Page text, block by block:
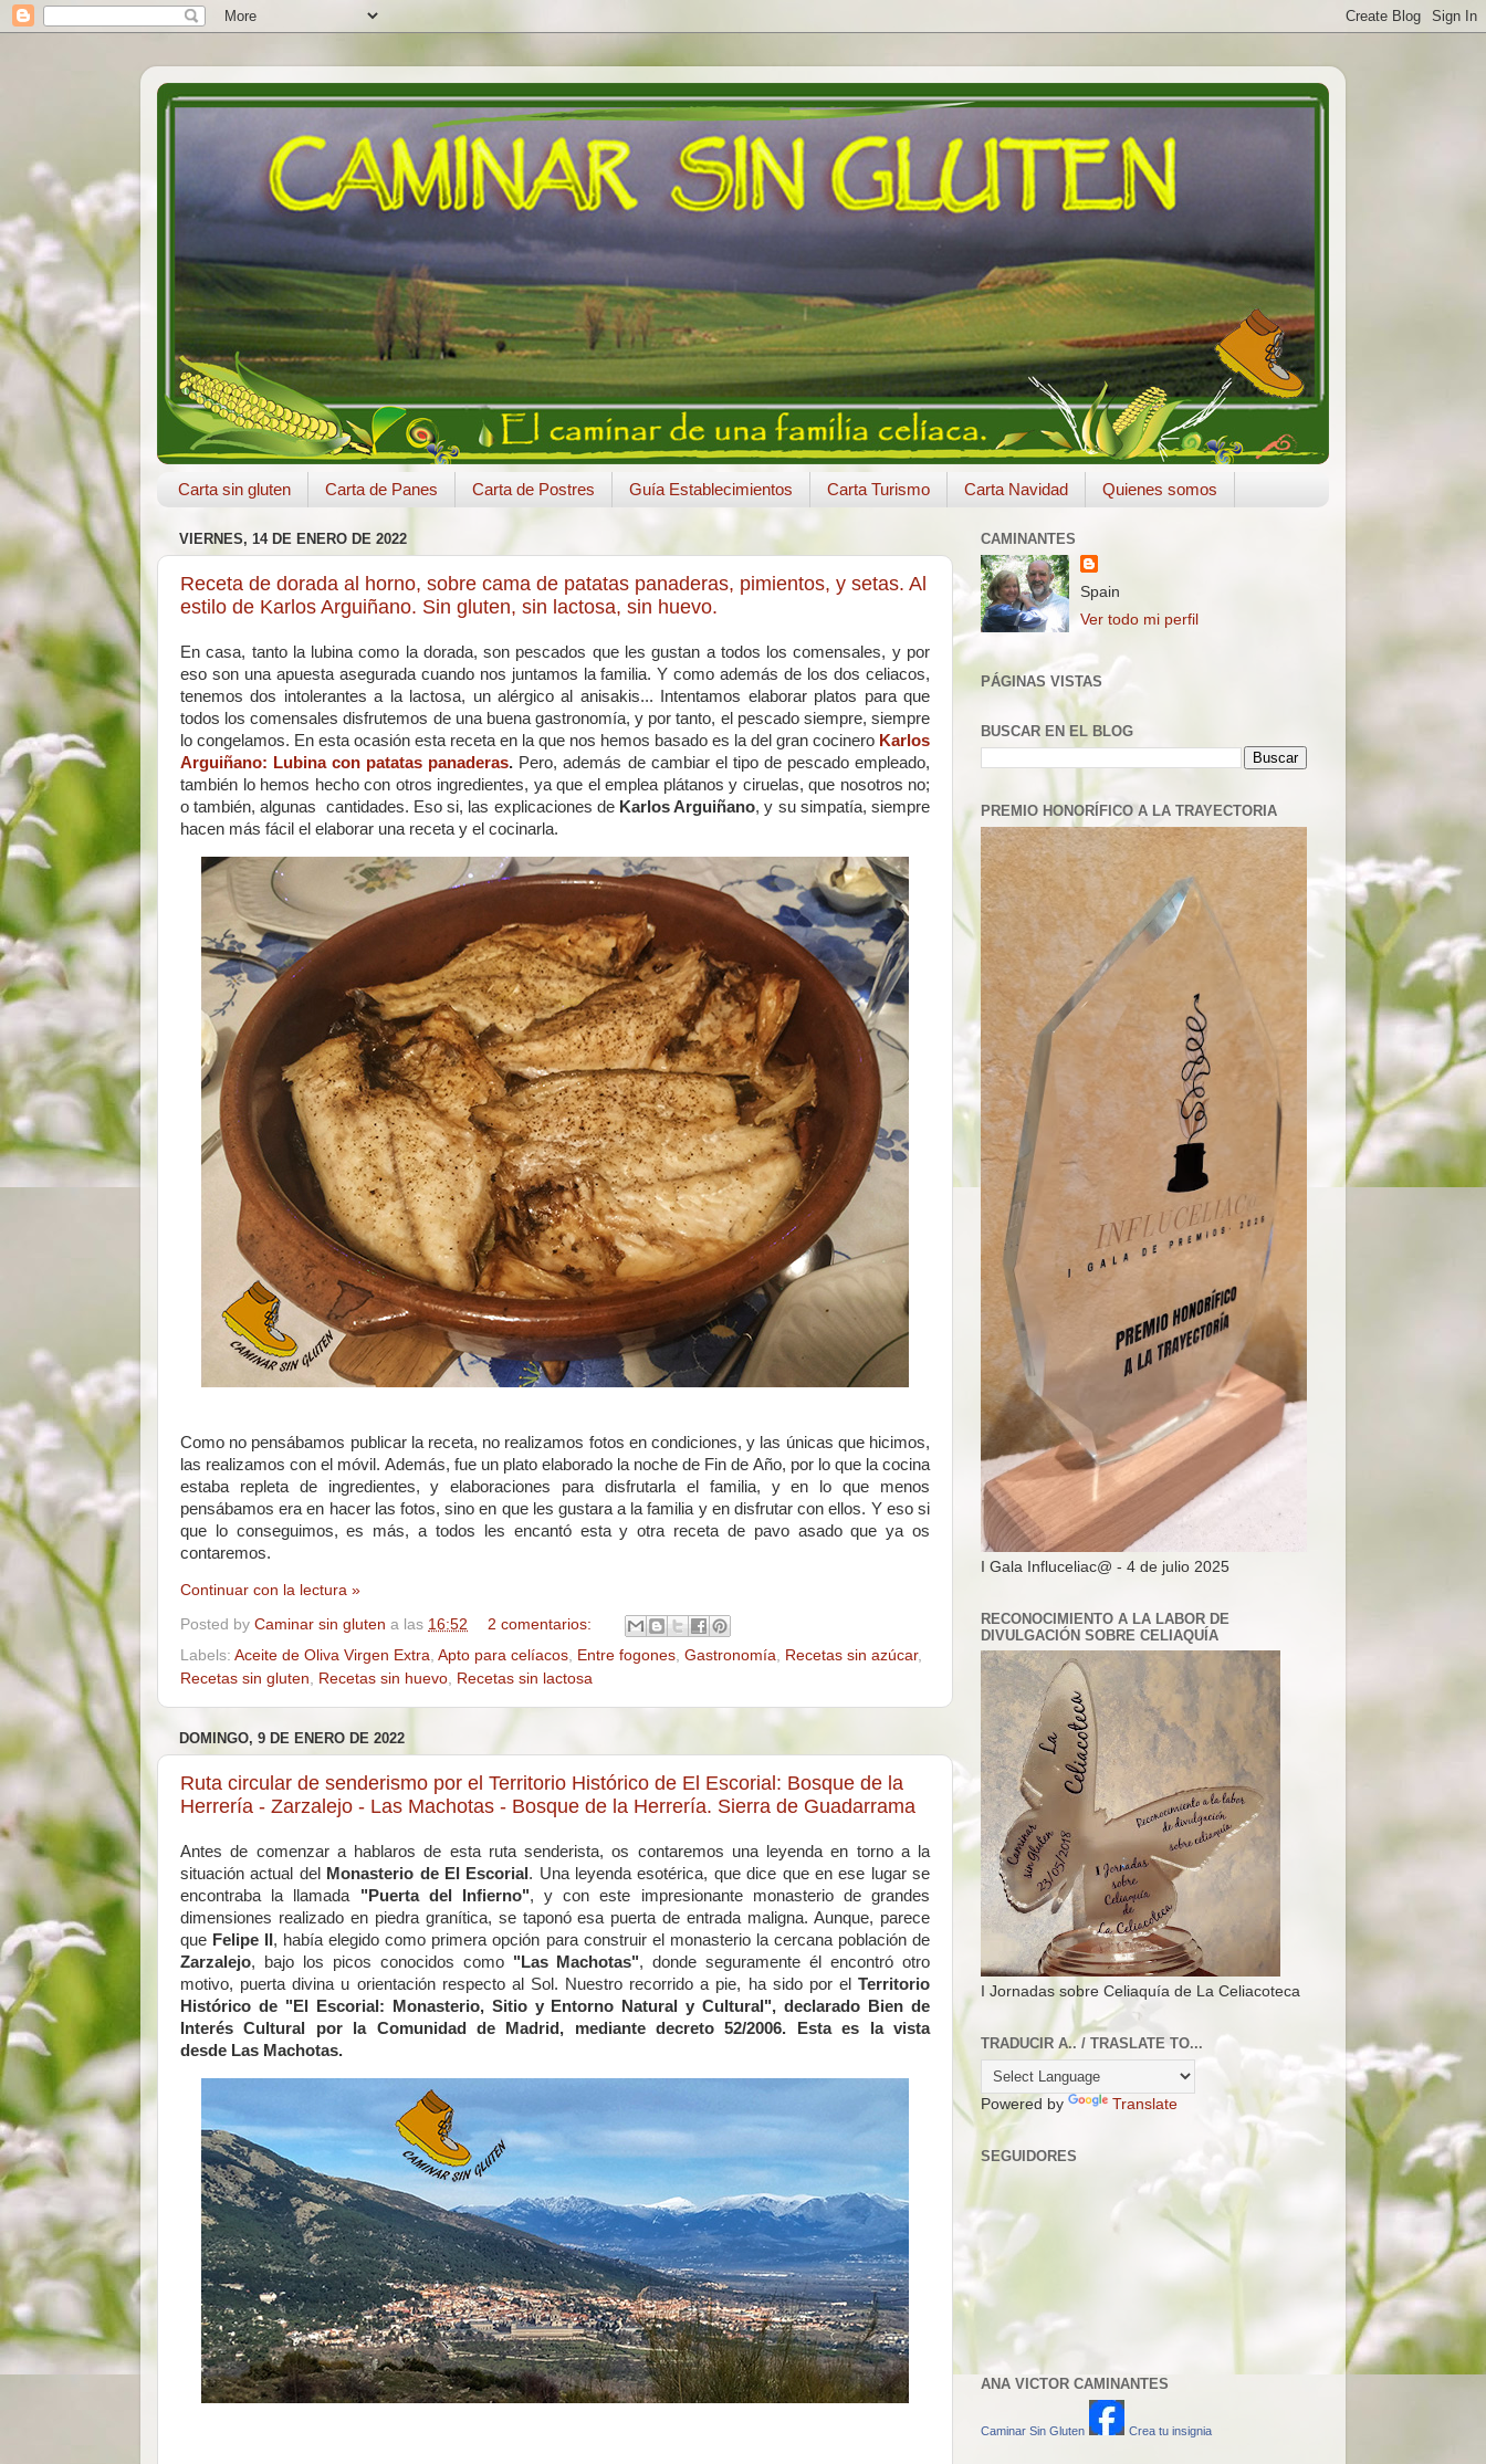
Carta sin gluten Carta de Panes Carta de Postres Guía Establecimientos Carta Turismo Carta Navidad Quienes somos
VIERNES, 14 DE ENERO DE 2022
Receta de dorada al horno, sobre cama de patatas panaderas, pimientos, y setas. Al
estilo de Karlos Arguiñano. Sin gluten, sin lactosa, sin huevo.
En casa, tanto la lubina como la dorada, son pescados que les gustan a todos los comensales, y por
eso son una apuesta asegurada cuando nos juntamos la familia. Y como además de los dos celiacos,
tenemos dos intolerantes a la lactosa, un alérgico al anisakis... Intentamos elaborar platos para que
todos los comensales disfrutemos de una buena gastronomía, y por tanto, el pescado siempre, siempre
lo congelamos. En esta ocasión esta receta en la que nos hemos basado es la del gran cocinero Karlos
Arguiñano: Lubina con patatas panaderas. Pero, además de cambiar el tipo de pescado empleado,
también lo hemos hecho con otros ingredientes, ya que el emplea plátanos y ciruelas, que nosotros no;
o también, algunas cantidades. Eso si, las explicaciones de Karlos Arguiñano, y su simpatía, siempre
hacen más fácil el elaborar una receta y el cocinarla.
Como no pensábamos publicar la receta, no realizamos fotos en condiciones, y las únicas que hicimos,
las realizamos con el móvil. Además, fue un plato elaborado la noche de Fin de Año, por lo que la cocina
estaba repleta de ingredientes, y elaboraciones para disfrutarla el familia, y en lo que menos
pensábamos era en hacer las fotos, sino en que les gustara a la familia y en disfrutar con ellos. Y eso si
que lo conseguimos, es más, a todos les encantó esta y otra receta de pavo asado que ya os
contaremos.
Continuar con la lectura »
Posted by Caminar sin gluten a las 16:52
2 comentarios:
Labels: Aceite de Oliva Virgen Extra, Apto para celíacos, Entre fogones, Gastronomía, Recetas sin azúcar,
Recetas sin gluten, Recetas sin huevo, Recetas sin lactosa
DOMINGO, 9 DE ENERO DE 2022
Ruta circular de senderismo por el Territorio Histórico de El Escorial: Bosque de la
Herrería - Zarzalejo - Las Machotas - Bosque de la Herrería. Sierra de Guadarrama
Antes de comenzar a hablaros de esta ruta senderista, os contaremos una leyenda en torno a la
situación actual del
Monasterio de El Escorial . Una leyenda esotérica, que dice que en ese lugar se
encontraba la llamada "Puerta del Infierno", y con este impresionante monasterio de grandes
dimensiones realizado en piedra granítica, se taponó esa puerta de entrada maligna. Aunque, parece
que Felipe II , había elegido como primera opción para construir el monasterio la cercana población de
Zarzalejo, bajo los picos conocidos como "Las Machotas", donde seguramente él encontró otro
motivo, puerta divina u orientación respecto al Sol. Nuestro recorrido a pie, ha sido por el Territorio
Histórico de "El Escorial: Monasterio, Sitio y Entorno Natural y Cultural", declarado Bien de
Interés Cultural por la Comunidad de Madrid, mediante decreto 52/2006. Esta es la vista
desde Las Machotas.
CAMINANTES
Spain
Ver todo mi perfil
PÁGINAS VISTAS
BUSCAR EN EL BLOG
PREMIO HONORÍFICO A LA TRAYECTORIA
I Gala Influceliac@ - 4 de julio 2025
RECONOCIMIENTO A LA LABOR DE
DIVULGACIÓN SOBRE CELIAQUÍA
I Jornadas sobre Celiaquía de La Celiacoteca
TRADUCIR A.. / TRASLATE TO...
Powered by Translate
SEGUIDORES
ANA VICTOR CAMINANTES
Caminar Sin Gluten Crea tu insignia